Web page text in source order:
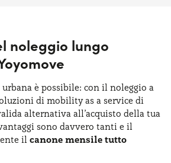
noleggio lungo
è possibile: con il noleggio a
di mobility as a service di
alternativa all’acquisto della tua
sono davvero tanti e il
ilcanone mensile tutto